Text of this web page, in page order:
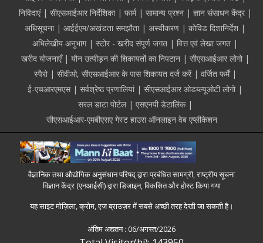
निविदाएं
सीएसआईआर निर्देशिका फार्म सामान्य प्रश्न
ज्ञान संसाधन केंद्र
अधिसूचना
आईईएम/अखंडता समझौता अस्वीकरण
कोविड दिशानिर्देश
अभिलेखीय अनुभाग
स्टोर - खरीद संपूर्ण जगत
वित्त एवं लेखा जगत
खरीद योजनाएँ
यौन उत्पीड़न की शिकायतों का निपटान
सीएसआईआर लोगो
स्पैरो
सीवीओ, सीएसआईआर के पास शिकायत दर्ज करें
वर्जित फर्में
ई-एचआरएमएस
सर्वश्रेष्ठ प्रणालियां
सीएसआईआर ओडब्ल्यूओटी लोगो
सरल डाटा पोर्टल
एसएनपी डेटालिंक
सीएसआईआर-एमबीएसए गेस्ट हाउस ऑनलाइन वेब एप्लीकेशन
वैज्ञानिक तथा औद्योगिक अनुसंधान परिषद् द्वारा प्रबंधित सामग्री, राष्ट्रीय सूचना
विज्ञान केंद्र (एनआईसी) द्वारा डिजाइन, विकसित और होस्ट किया गया
यह साइट मोज़िला, क्रोम, एज ब्राउज़र में सबसे अच्छी तरह देखी जा सकती है।
अंतिम अद्यतन : 06/अगस्त/2026